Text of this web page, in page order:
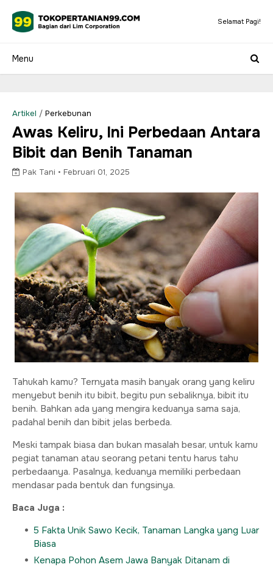
Selamat Pagi!
Artikel / Perkebunan
Awas Keliru, Ini Perbedaan Antara
Bibit dan Benih Tanaman
Pak Tani • Februari 01, 2025
Tahukah kamu? Ternyata masih banyak orang yang keliru
menyebut benih itu bibit, begitu pun sebaliknya, bibit itu
benih. Bahkan ada yang mengira keduanya sama saja,
padahal benih dan bibit jelas berbeda.
Meski tampak biasa dan bukan masalah besar, untuk kamu
pegiat tanaman atau seorang petani tentu harus tahu
perbedaanya. Pasalnya, keduanya memiliki perbedaan
mendasar pada bentuk dan fungsinya.
Baca Juga :
5 Fakta Unik Sawo Kecik, Tanaman Langka yang Luar
Biasa
Kenapa Pohon Asem Jawa Banyak Ditanam di